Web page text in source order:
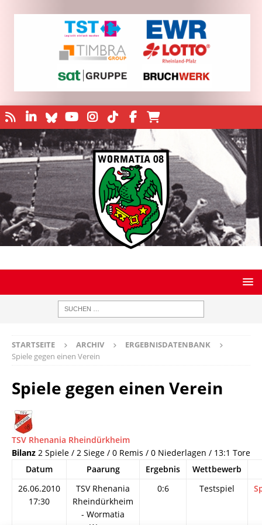
STARTSEITE ARCHIV
ERGEBNISDATENBANK
Spiele gegen einen Verein
Spiele gegen einen Verein
TSV Rhenania Rheindürkheim
Bilanz 2 Spiele / 2 Siege / 0 Remis / 0 Niederlagen / 13:1 Tore
Datum
Paarung Ergebnis
Wettbewerb
26.06.2010
17:30
TSV Rhenania
Rheindürkheim
- Wormatia
0:6 Testspiel